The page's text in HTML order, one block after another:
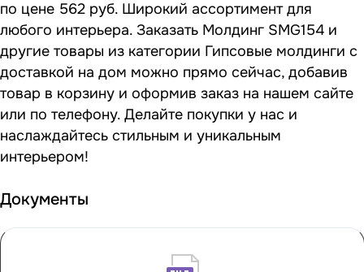
по цене 562 руб. Широкий ассортимент для
любого интерьера. Заказать Молдинг SMG154 и
другие товары из категории Гипсовые молдинги с
доставкой на дом можно прямо сейчас, добавив
товар в корзину и оформив заказ на нашем сайте
или по телефону. Делайте покупки у нас и
наслаждайтесь стильным и уникальным
интерьером!
Документы